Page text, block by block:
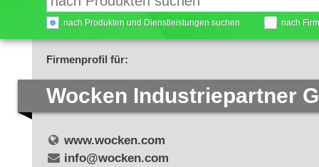
nach Produkten und Dienstleistungen suchen nach
Firmenprofil für:
Wocken Industriepartner
www.wocken.com
info@wocken.com